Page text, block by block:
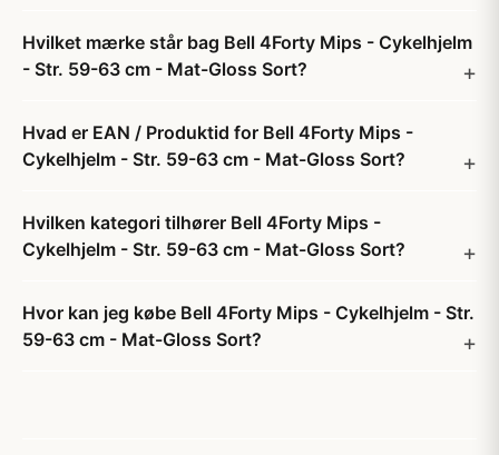
Hvilket mærke står bag Bell 4Forty Mips - Cykelhjelm
- Str. 59-63 cm - Mat-Gloss Sort?
Hvad er EAN / Produktid for Bell 4Forty Mips -
Cykelhjelm - Str. 59-63 cm - Mat-Gloss Sort?
Hvilken kategori tilhører Bell 4Forty Mips -
Cykelhjelm - Str. 59-63 cm - Mat-Gloss Sort?
Hvor kan jeg købe Bell 4Forty Mips - Cykelhjelm - Str.
59-63 cm - Mat-Gloss Sort?